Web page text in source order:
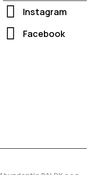
Instagram
Facebook